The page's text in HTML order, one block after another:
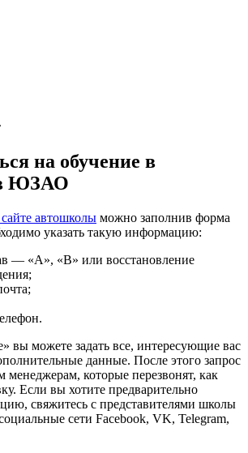
на обучение в
ЮЗАО
автошколы можно заполнив форма
указать такую информацию:
— «А», «В» или восстановление
вы можете задать все, интересующие вас
данные. После этого запрос
менеджерам, которые перезвонят, как
Если вы хотите предварительно
свяжитесь с представителями школы
сети Facebook, VK, Telegram,